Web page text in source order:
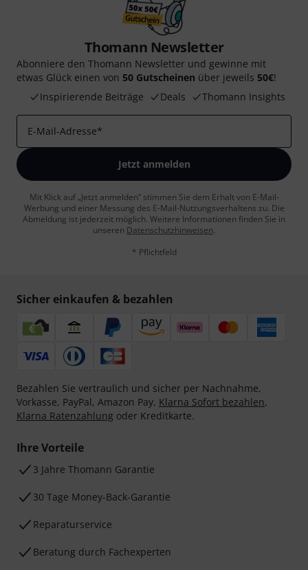
Thomann Newsletter
Abonniere den Thomann Newsletter und gewinne mit
etwas Glück einen von 50 Gutscheinen über jeweils 50€!
Inspirierende Beiträge
Deals Thomann Insights
E-Mail-Adresse*
Jetzt anmelden
Mit Klick auf „Jetzt anmelden“ stimmen Sie dem Erhalt von E-Mail-
Werbung und einer Messung des E-Mail-Nutzungsverhaltens zu. Die
Abmeldung ist jederzeit möglich. Weitere Informationen finden Sie in
unseren Datenschutzhinweisen.
* Pflichtfeld
Sicher einkaufen & bezahlen
Bezahlen Sie vertraulich und sicher per Nachnahme,
Vorkasse, PayPal, Amazon Pay, Klarna Sofort bezahlen,
Klarna Ratenzahlung oder Kreditkarte.
Ihre Vorteile
3 Jahre Thomann Garantie
30 Tage Money-Back-Garantie
Reparaturservice
Beratung durch Fachexperten